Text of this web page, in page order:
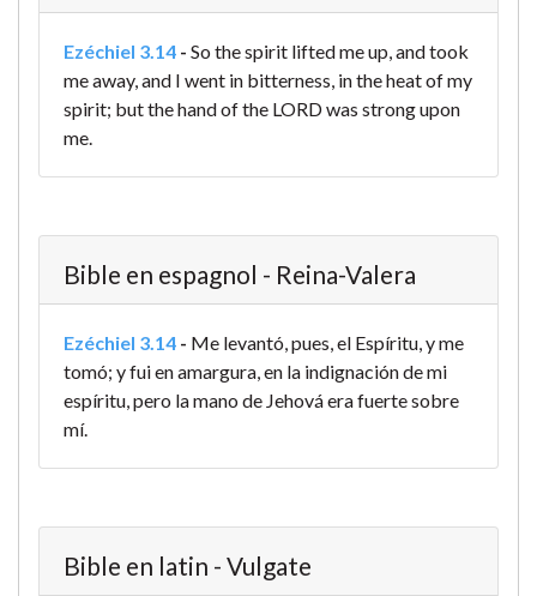
Ezéchiel 3.14 - So the spirit lifted me up, and took
me away, and I went in bitterness, in the heat of my
spirit; but the hand of the LORD was strong upon
me.
Bible en espagnol - Reina-Valera
Ezéchiel 3.14 - Me levantó, pues, el Espíritu, y me
tomó; y fui en amargura, en la indignación de mi
espíritu, pero la mano de Jehová era fuerte sobre
mí.
Bible en latin - Vulgate